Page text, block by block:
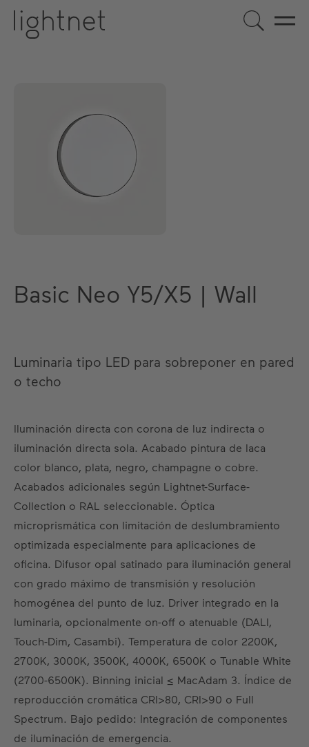
ES DE EN US FR
Basic Neo Y5/X5 | Wall
Luminaria tipo LED para sobreponer en pared
o techo
Iluminación directa con corona de luz indirecta o
iluminación directa sola. Acabado pintura de laca
color blanco, plata, negro, champagne o cobre.
Acabados adicionales según Lightnet-Surface-
Collection o RAL seleccionable. Óptica
microprismática con limitación de deslumbramiento
optimizada especialmente para aplicaciones de
oficina. Difusor opal satinado para iluminación general
con grado máximo de transmisión y resolución
homogénea del punto de luz. Driver integrado en la
luminaria, opcionalmente on-off o atenuable (DALI,
Touch-Dim, Casambi). Temperatura de color 2200K,
2700K, 3000K, 3500K, 4000K, 6500K o Tunable White
(2700-6500K). Binning inicial ≤ MacAdam 3. Índice de
reproducción cromática CRI>80, CRI>90 o Full
Spectrum. Bajo pedido: Integración de componentes
de iluminación de emergencia.